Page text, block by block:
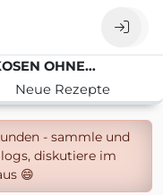
KÄSEKUCHEN MIT APRIKOSEN OHNE BODEN
Neue Rezepte
- sammle und
diskutiere im
😄